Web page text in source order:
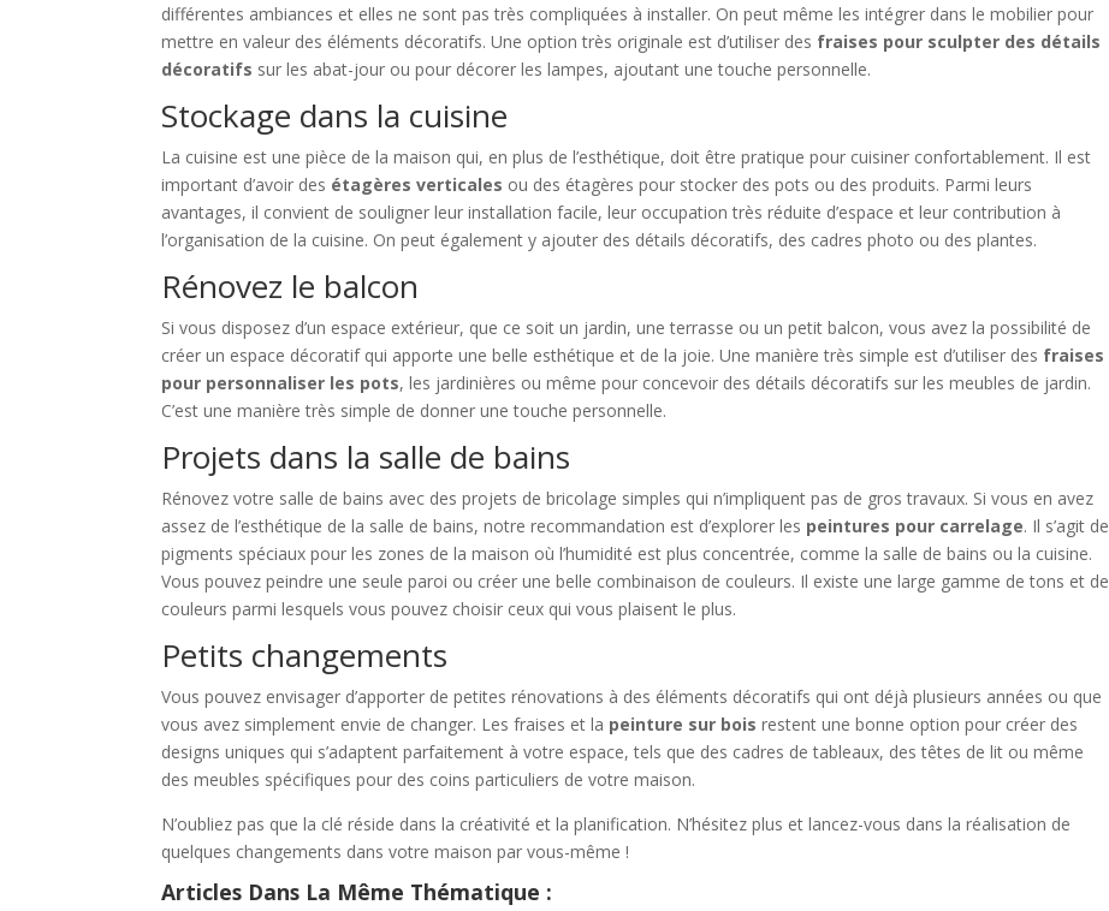
différentes ambiances et elles ne sont pas très compliquées à installer. On peut même les intégrer dans le mobilier pour
mettre en valeur des éléments décoratifs. Une option très originale est d’utiliser des fraises pour sculpter des détails
décoratifs sur les abat-jour ou pour décorer les lampes, ajoutant une touche personnelle.
Stockage dans la cuisine
La cuisine est une pièce de la maison qui, en plus de l’esthétique, doit être pratique pour cuisiner confortablement. Il est
important d’avoir des étagères verticales ou des étagères pour stocker des pots ou des produits. Parmi leurs
avantages, il convient de souligner leur installation facile, leur occupation très réduite d’espace et leur contribution à
l’organisation de la cuisine. On peut également y ajouter des détails décoratifs, des cadres photo ou des plantes.
Rénovez le balcon
Si vous disposez d’un espace extérieur, que ce soit un jardin, une terrasse ou un petit balcon, vous avez la possibilité de
créer un espace décoratif qui apporte une belle esthétique et de la joie. Une manière très simple est d’utiliser des fraises
pour personnaliser les pots, les jardinières ou même pour concevoir des détails décoratifs sur les meubles de jardin.
C’est une manière très simple de donner une touche personnelle.
Projets dans la salle de bains
Rénovez votre salle de bains avec des projets de bricolage simples qui n’impliquent pas de gros travaux. Si vous en avez
assez de l’esthétique de la salle de bains, notre recommandation est d’explorer les peintures pour carrelage. Il s’agit de
pigments spéciaux pour les zones de la maison où l’humidité est plus concentrée, comme la salle de bains ou la cuisine.
Vous pouvez peindre une seule paroi ou créer une belle combinaison de couleurs. Il existe une large gamme de tons et de
couleurs parmi lesquels vous pouvez choisir ceux qui vous plaisent le plus.
Petits changements
Vous pouvez envisager d’apporter de petites rénovations à des éléments décoratifs qui ont déjà plusieurs années ou que
vous avez simplement envie de changer. Les fraises et la peinture sur bois restent une bonne option pour créer des
designs uniques qui s’adaptent parfaitement à votre espace, tels que des cadres de tableaux, des têtes de lit ou même
des meubles spécifiques pour des coins particuliers de votre maison.
N’oubliez pas que la clé réside dans la créativité et la planification. N’hésitez plus et lancez-vous dans la réalisation de
quelques changements dans votre maison par vous-même !
Articles Dans La Même Thématique :